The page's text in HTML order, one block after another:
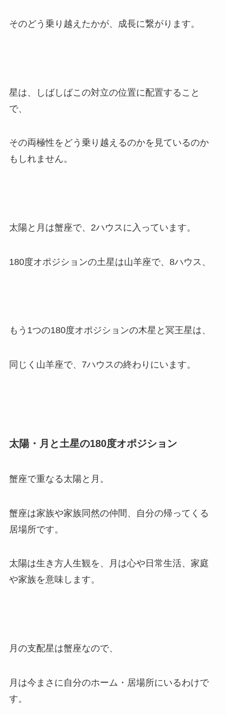
そのどう乗り越えたかが、成長に繋がります。
星は、しばしばこの対立の位置に配置すること
で、
その両極性をどう乗り越えるのかを見ているのか
もしれません。
太陽と月は蟹座で、2ハウスに入っています。
180度オポジションの土星は山羊座で、8ハウス、
もう1つの180度オポジションの木星と冥王星は、
同じく山羊座で、7ハウスの終わりにいます。
太陽・月と土星の180度オポジション
蟹座で重なる太陽と月。
蟹座は家族や家族同然の仲間、自分の帰ってくる
居場所です。
太陽は生き方人生観を、月は心や日常生活、家庭
や家族を意味します。
月の支配星は蟹座なので、
月は今まさに自分のホーム・居場所にいるわけで
す。